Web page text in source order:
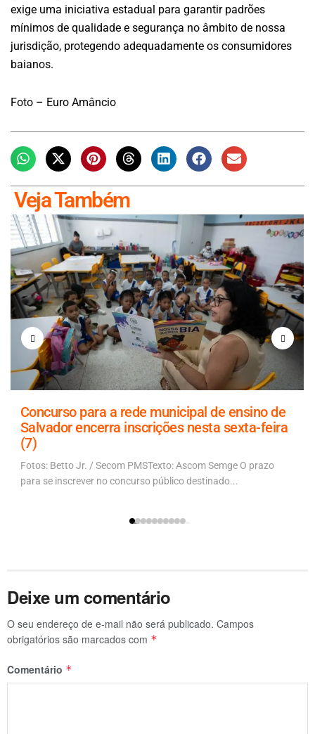
exige uma iniciativa estadual para garantir padrões
mínimos de qualidade e segurança no âmbito de nossa
jurisdição, protegendo adequadamente os consumidores
baianos.
Foto – Euro Amâncio
Veja Também
Concurso para a rede municipal de ensino de
Salvador encerra inscrições nesta sexta-feira
(7)
Fotos: Betto Jr. / Secom PMSTexto: Ascom Semge O prazo
para se inscrever no concurso público destinado...
Deixe um comentário
O seu endereço de e-mail não será publicado. Campos
obrigatórios são marcados com *
Comentário *